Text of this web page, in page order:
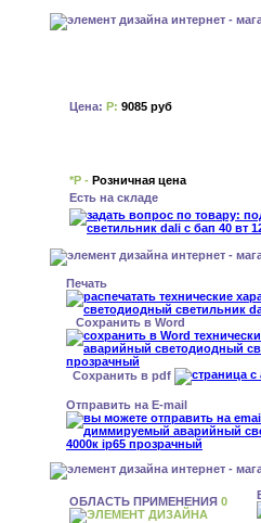
Цена: Р: 9085 руб
*Р - Розничная цена
Есть на складе
Печать
Сохранить в Word
Сохранить в pdf
Отправить на E-mail
ОБЛАСТЬ ПРИМЕНЕНИЯ 0